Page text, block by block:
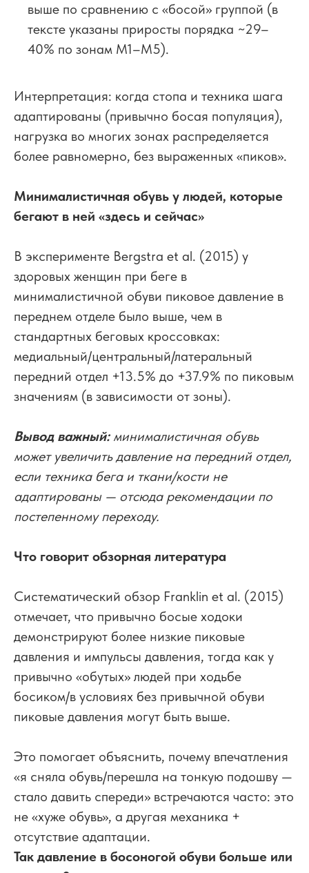
выше по сравнению с «босой» группой (в
тексте указаны приросты порядка ~29–
40% по зонам M1–M5).
Интерпретация: когда стопа и техника шага
адаптированы (привычно босая популяция),
нагрузка во многих зонах распределяется
более равномерно, без выраженных «пиков».
Минималистичная обувь у людей, которые
бегают в ней «здесь и сейчас»
В эксперименте Bergstra et al. (2015) у
здоровых женщин при беге в
минималистичной обуви пиковое давление в
переднем отделе было выше, чем в
стандартных беговых кроссовках:
медиальный/центральный/латеральный
передний отдел +13.5% до +37.9% по пиковым
значениям (в зависимости от зоны).
Вывод важный: минималистичная обувь
может увеличить давление на передний отдел,
если техника бега и ткани/кости не
адаптированы — отсюда рекомендации по
постепенному переходу.
Что говорит обзорная литература
Систематический обзор Franklin et al. (2015)
отмечает, что привычно босые ходоки
демонстрируют более низкие пиковые
давления и импульсы давления, тогда как у
привычно «обутых» людей при ходьбе
босиком/в условиях без привычной обуви
пиковые давления могут быть выше.
Это помогает объяснить, почему впечатления
«я сняла обувь/перешла на тонкую подошву —
стало давить спереди» встречаются часто: это
не «хуже обувь», а другая механика +
отсутствие адаптации.
Так давление в босоногой обуви больше или